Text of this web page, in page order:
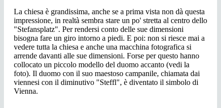
La chiesa è grandissima, anche se a prima vista non dà questa
impressione, in realtà sembra stare un po' stretta al centro dello
"Stefansplatz". Per rendersi conto delle sue dimensioni
bisogna fare un giro intorno a piedi. E poi: non si riesce mai a
vedere tutta la chiesa e anche una macchina fotografica si
arrende davanti alle sue dimensioni. Forse per questo hanno
collocato un piccolo modello del duomo accanto (vedi la
foto). Il duomo con il suo maestoso campanile, chiamata dai
viennesi con il diminutivo "Steffl", è diventato il simbolo di
Vienna.